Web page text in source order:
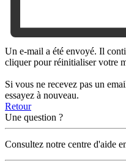
Un e-mail a été envoyé. Il
cliquer pour réinitialiser votre
Si vous ne recevez pas un
essayez à nouveau.
Retour
Une question ?
Consultez notre centre d'aide